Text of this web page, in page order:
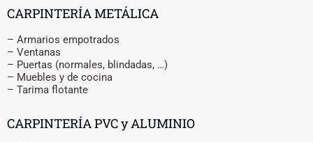
CARPINTERÍA METÁLICA
– Armarios empotrados
– Ventanas
– Puertas (normales, blindadas, …)
– Muebles y de cocina
– Tarima flotante
CARPINTERÍA PVC y ALUMINIO